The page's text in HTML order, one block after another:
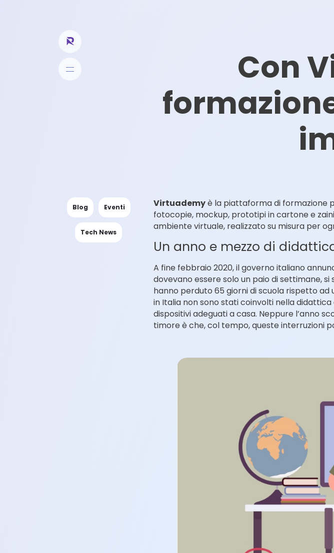
Con
Blog Eventi
Tech News
Virtuademyè la piattaforma di formazione
fotocopie, mockup, prototipi in cartone e
ambiente virtuale, realizzato su misura per
Un anno e mezzo di
A fine febbraio 2020, il governo italiano
dovevano essere solo un paio di settimane,
hanno perduto 65 giorni di scuola rispetto ad
in Italia non sono stati coinvolti nella
dispositivi adeguati a casa. Neppure l’anno
timore è che, col tempo, queste interruzioni